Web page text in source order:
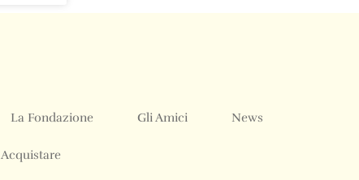
La Fondazione Gli Amici News
Acquistare